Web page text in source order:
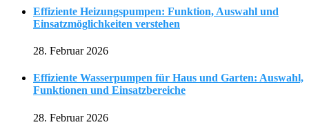
Effiziente Heizungspumpen: Funktion, Auswahl und
Einsatzmöglichkeiten verstehen
28. Februar 2026
Effiziente Wasserpumpen für Haus und Garten: Auswahl,
Funktionen und Einsatzbereiche
28. Februar 2026